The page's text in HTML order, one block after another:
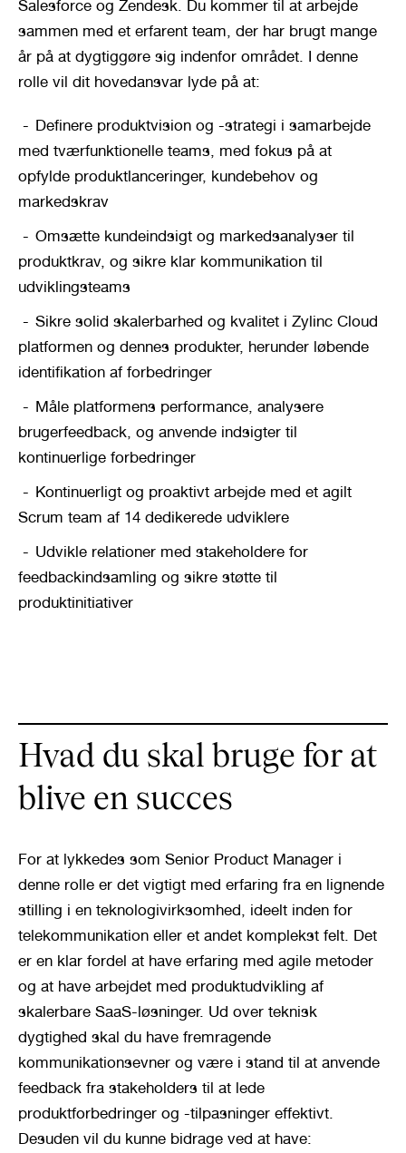
Salesforce og Zendesk. Du kommer til at arbejde
sammen med et erfarent team, der har brugt mange
år på at dygtiggøre sig indenfor området. I denne
rolle vil dit hovedansvar lyde på at:
Definere produktvision og -strategi i samarbejde
med tværfunktionelle teams, med fokus på at
opfylde produktlanceringer, kundebehov og
markedskrav
Omsætte kundeindsigt og markedsanalyser til
produktkrav, og sikre klar kommunikation til
udviklingsteams
Sikre solid skalerbarhed og kvalitet i Zylinc Cloud
platformen og dennes produkter, herunder løbende
identifikation af forbedringer
Måle platformens performance, analysere
brugerfeedback, og anvende indsigter til
kontinuerlige forbedringer
Kontinuerligt og proaktivt arbejde med et agilt
Scrum team af 14 dedikerede udviklere
Udvikle relationer med stakeholdere for
feedbackindsamling og sikre støtte til
produktinitiativer
Hvad du skal bruge for at
blive en succes
For at lykkedes som Senior Product Manager i
denne rolle er det vigtigt med erfaring fra en lignende
stilling i en teknologivirksomhed, ideelt inden for
telekommunikation eller et andet komplekst felt. Det
er en klar fordel at have erfaring med agile metoder
og at have arbejdet med produktudvikling af
skalerbare SaaS-løsninger. Ud over teknisk
dygtighed skal du have fremragende
kommunikationsevner og være i stand til at anvende
feedback fra stakeholders til at lede
produktforbedringer og -tilpasninger effektivt.
Desuden vil du kunne bidrage ved at have: